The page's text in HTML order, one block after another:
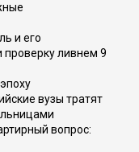
и его
ливнем 9
вузы тратят
вопрос: